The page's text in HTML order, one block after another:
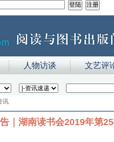
人物访谈 文艺评
讯
｜湖南读书会2019年第